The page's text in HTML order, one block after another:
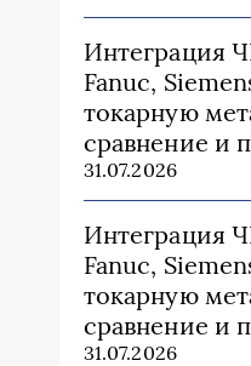
Интеграция
Fanuc,
токарную
сравнение и
31.07.2026
Интеграция
Fanuc,
токарную
сравнение и
31.07.2026